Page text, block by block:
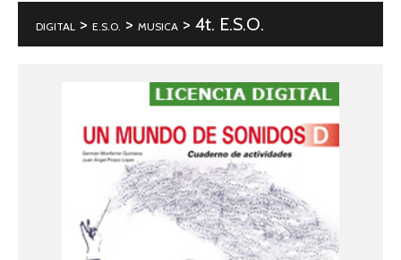
DIGITAL > E.S.O. > MUSICA > 4t. E.S.O.